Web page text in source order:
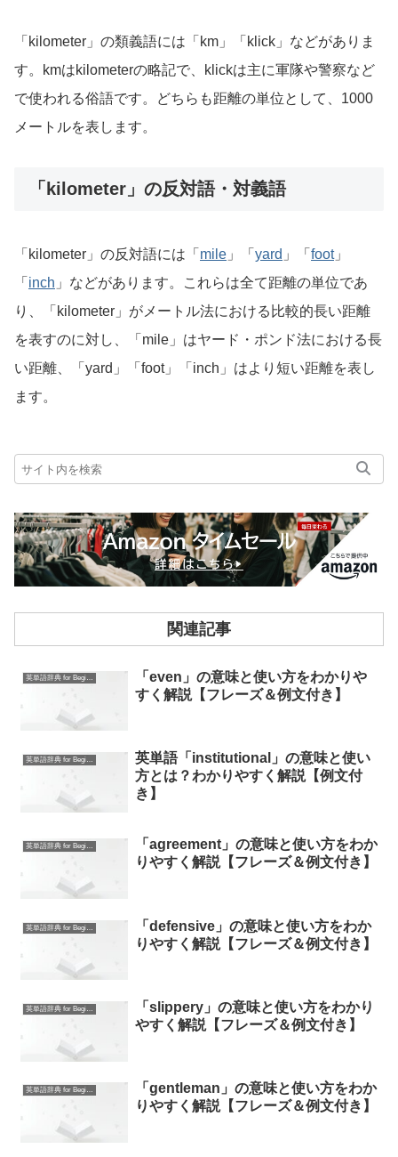
「kilometer」の類義語には「km」「klick」などがありま
す。kmはkilometerの略記で、klickは主に軍隊や警察など
で使われる俗語です。どちらも距離の単位として、1000
メートルを表します。
「kilometer」の反対語・対義語
「kilometer」の反対語には「 mile 」「 yard 」「 foot」
「 inch 」などがあります。これらは全て距離の単位であ
り、「kilometer」がメートル法における比較的長い距離
を表すのに対し、「mile」はヤード・ポンド法における長
い距離、「yard」「foot」「inch」はより短い距離を表し
ます。
関連記事
英単語辞典 for Beginners
「even」の意味と使い方をわかりや
すく解説【フレーズ＆例文付き】
英単語辞典 for Beginners
英単語「institutional」の意味と使い
方とは？わかりやすく解説【例文付
き】
英単語辞典 for Beginners
「agreement」の意味と使い方をわか
りやすく解説【フレーズ＆例文付き】
英単語辞典 for Beginners
「defensive」の意味と使い方をわか
りやすく解説【フレーズ＆例文付き】
英単語辞典 for Beginners
「slippery」の意味と使い方をわかり
やすく解説【フレーズ＆例文付き】
英単語辞典 for Beginners
「gentleman」の意味と使い方をわか
りやすく解説【フレーズ＆例文付き】